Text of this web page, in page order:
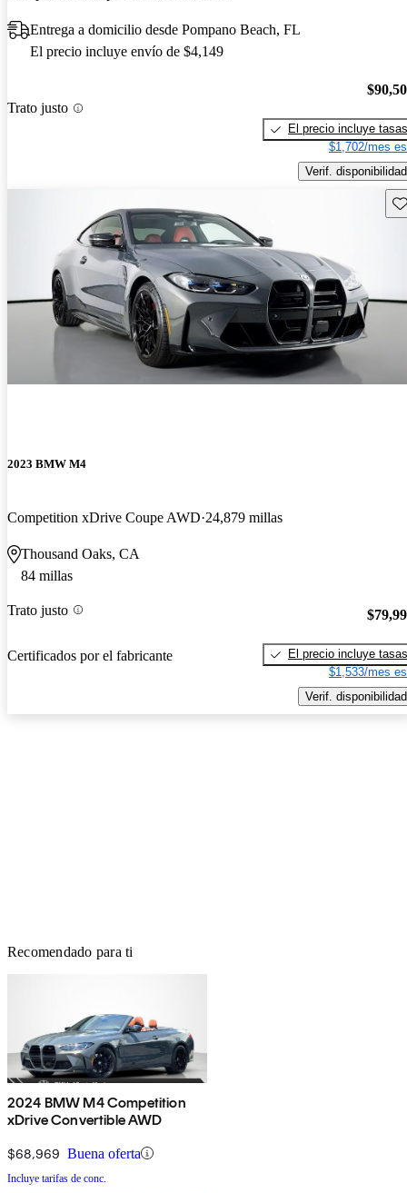
Entrega a domicilio desde Pompano Beach, FL
El precio incluye envío de $4,149
Trato justo
El precio incluye tasas
$1,702/mes
Verif. disponibilidad
2023 BMW M4
Competition xDrive Coupe AWD 24,879 millas
Thousand Oaks, CA
84 millas
Trato justo
Certificados por el fabricante
El precio incluye tasas
$1,533/mes
Verif. disponibilidad
Recomendado para ti
2024 BMW M4 Competition
xDrive Convertible AWD
$68,969 Buena oferta
Incluye tarifas de conc.